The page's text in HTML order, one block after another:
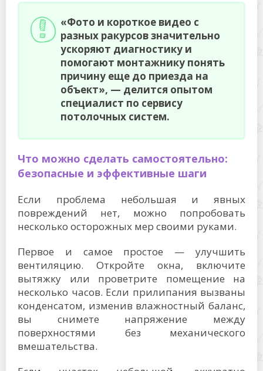
«Фото и короткое видео с
разных ракурсов значительно
ускоряют диагностику и
помогают монтажнику понять
причину еще до приезда на
объект», — делится опытом
специалист по сервису
потолочных систем.
Что можно сделать самостоятельно:
безопасные и эффективные шаги
Если проблема небольшая и явных
повреждений нет, можно попробовать
несколько осторожных мер своими руками.
Первое и самое простое — улучшить
вентиляцию. Откройте окна, включите
вытяжку или проветрите помещение на
несколько часов. Если прилипания вызваны
конденсатом, изменив влажностный баланс,
вы снимете напряжение между
поверхностями без механического
вмешательства.